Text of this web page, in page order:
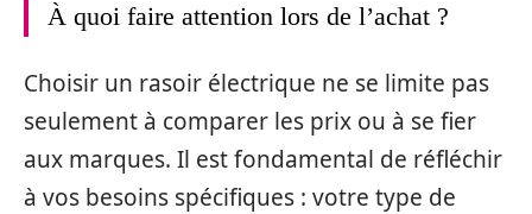
À quoi faire attention lors de l’achat ?
Choisir un rasoir électrique ne se limite pas
seulement à comparer les prix ou à se fier
aux marques. Il est fondamental de réfléchir
à vos besoins spécifiques : votre type de